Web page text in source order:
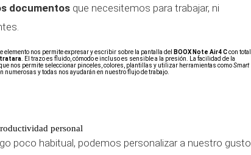
documentos que necesitemos para trabajar, ni
elemento nos permite expresar y escribir sobre la pantalla del BOOX Note Air4 Ccon total
. El trazo es fluido, cómodo e incluso es sensible a la presión. La facilidad de la
nos permite seleccionar pinceles, colores, plantillas y utilizar herramientas comoSmart
y todas nos ayudarán en nuestro flujo de trabajo.
personal
poco habitual, podemos personalizar a nuestro gusto